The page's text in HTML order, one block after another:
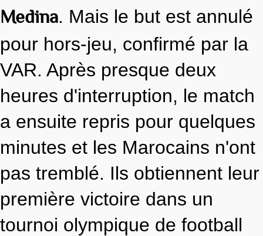
Medina. Mais le but est annulé
pour hors-jeu, confirmé par la
VAR. Après presque deux
heures d'interruption, le match
a ensuite repris pour quelques
minutes et les Marocains n'ont
pas tremblé. Ils obtiennent leur
première victoire dans un
tournoi olympique de football